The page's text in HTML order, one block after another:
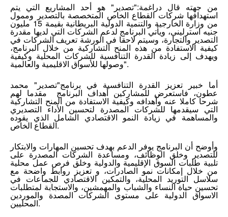
من جهته قال دراغمة:"تصدير" هو أحد المشاريع التي يتم
استهدافها شركات القطاع الخاص المتخصصة بالتصدير وممول
من وزارة الخارجية والتنمية الدولية البريطانية بقيمة 15 مليون
جنيه استرليني، ويأتي البرنامج لدعم الشركات التي لديها مقدرة
التصدير والتجارة، وسيتم لاحقا في الورشة تعريف الشركات في
كيفية الاستفادة من هذه المنح التشاركية من خلال البرنامج،
ويهدف إلى زيادة القدرة التنافسية للشركات المحلية وكيفية
وصولها للأسواق الاقليمية والعالمية".
أما خبير تعزيز القدرة التنافسية في برنامج"تصدير" محمد
عطون، فاستعرض للمشاركين أهداف البرنامج مقدما لهم
شرحا كاملا عنه وأهدافه وكيفية الاستفادة من المنح التشاركية
التي سيقدمها للشركات المصدرة لتحسين الأداء التصديري
والمساهمة في زيادة النمو الاقتصادي الشامل الذي يقوده
القطاع الخاص.
وأوضح أن البرنامج يوفر الدعم بهدف تحسين المهارات والابتكار
للتصدير وخلق الوظائف، ومساعدة الشركات المصدرة على
تلبية طلبات السوق الإقليمية والدولية وخلق فرص عمل محلية
من خلال إمكانات نمو الصادرات، و تعزيز روابط واضحة مع
سلاسل التوريد المحلية، والتمكين الاقتصادي للجماعات في
تحسين حياة النساء والشباب والمهمشين، والاستجابة لمتطلبات
الاسواق الدولية على مستوى الشركات المصدة والموردين
المحليين.